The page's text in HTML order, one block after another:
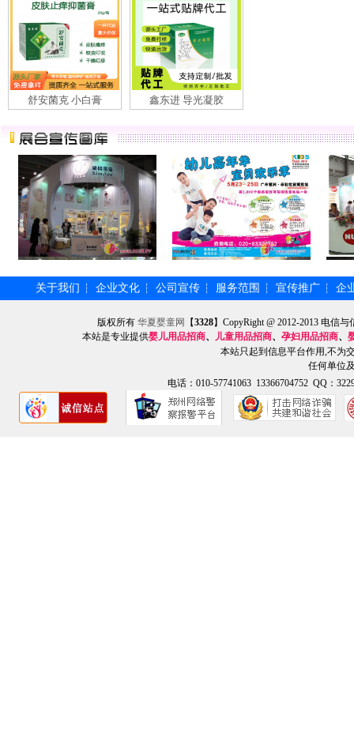
舒安菌克 小白膏 鑫东进 导光凝胶
关于我们 ┆ 企业文化 ┆ 公司宣传 ┆ 服务范围 ┆ 宣传推广 ┆ 企
版权所有华夏婴童网 【3328】CopyRight @ 2012-2013 电信
本站是专业提供婴儿用品招商、 儿童用品招商、 孕妇用品招商、
本站只起到信息平台作用,不为
任何单位
电话：010-57741063 13366704752 QQ：